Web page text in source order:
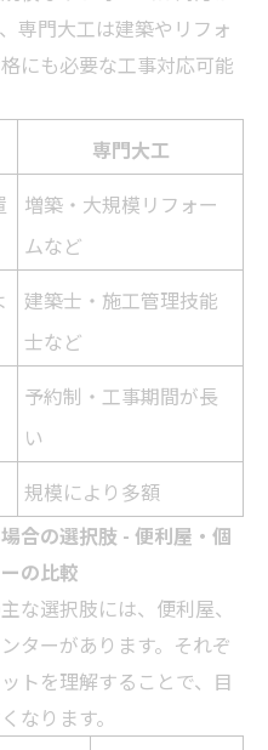
専門大工は建築や リフォ
にも必要な工事対応可能
専門大工
増築・大規模 リフォー
ムなど
建築士・施工管理技能
士など
予約制・工事期間が長
い
規模により多額
合の選択肢 - 便利屋・個
の比較
な選択肢には、便利屋、
ターがあります。それぞ
トを理解することで、目
なります。